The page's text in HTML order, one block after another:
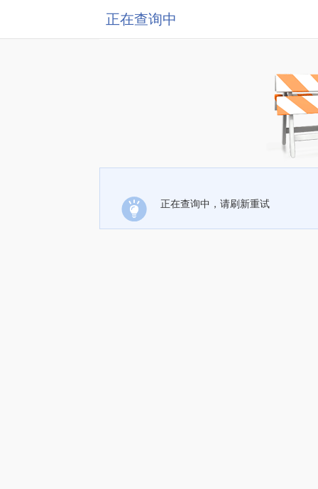
正在查询中
正在查询中，请刷新重试